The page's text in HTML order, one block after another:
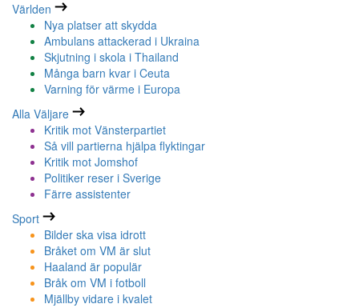
Världen
Nya platser att skydda
Ambulans attackerad i Ukraina
Skjutning i skola i Thailand
Många barn kvar i Ceuta
Varning för värme i Europa
Alla Väljare
Kritik mot Vänsterpartiet
Så vill partierna hjälpa flyktingar
Kritik mot Jomshof
Politiker reser i Sverige
Färre assistenter
Sport
Bilder ska visa idrott
Bråket om VM är slut
Haaland är populär
Bråk om VM i fotboll
Mjällby vidare i kvalet